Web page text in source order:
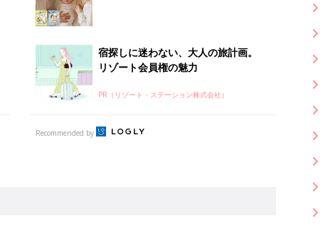
宿探しに迷わない、大人の旅計画。
リゾート会員権の魅力
PR（リゾート・ステーション株式会社）
Recommended by